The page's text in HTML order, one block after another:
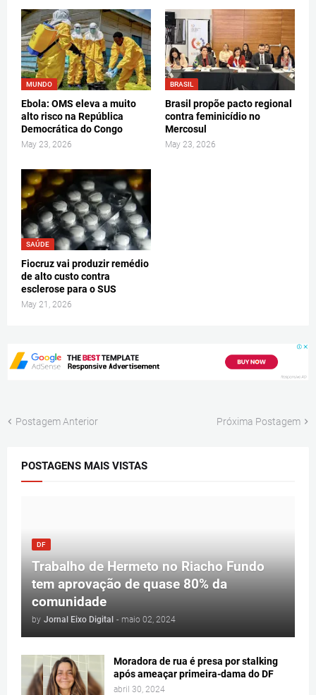
MUNDO
Ebola: OMS eleva a muito
alto risco na República
Democrática do Congo
May 23, 2026
BRASIL
Brasil propõe pacto regional
contra feminicídio no
Mercosul
May 23, 2026
SAÚDE
Fiocruz vai produzir remédio
de alto custo contra
esclerose para o SUS
May 21, 2026
Postagem Anterior Próxima Postagem
POSTAGENS MAIS VISTAS
DF
Trabalho de Hermeto no Riacho Fundo
tem aprovação de quase 80% da
comunidade
by Jornal Eixo Digital - maio 02, 2024
Moradora de rua é presa por stalking
após ameaçar primeira-dama do DF
abril 30, 2024